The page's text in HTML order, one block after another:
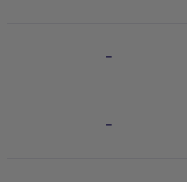
-
-